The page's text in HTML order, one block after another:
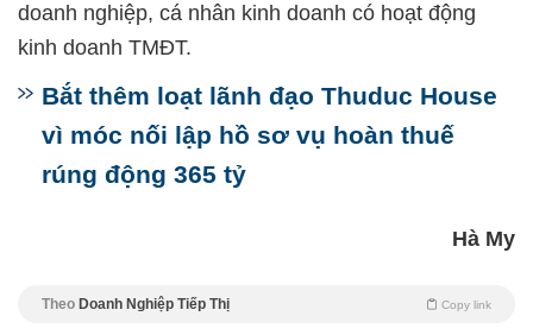
doanh nghiệp, cá nhân kinh doanh có hoạt động
kinh doanh TMĐT.
Bắt thêm loạt lãnh đạo Thuduc House
vì móc nối lập hồ sơ vụ hoàn thuế
rúng động 365 tỷ
Hà My
Theo Doanh Nghiệp Tiếp Thị Copy link